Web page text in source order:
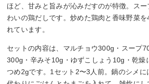
ほど、甘みと旨みが沁みだすのが特徴。ス
わいの鶏だしです。炒めた鶏肉と香味野菜
れています。
セットの内容は、マルチョウ300g・スープ
300g・辛みそ10g・ゆずこしょう10g・乾燥
つめ2gです。1セット2〜3人前。鍋のシメに